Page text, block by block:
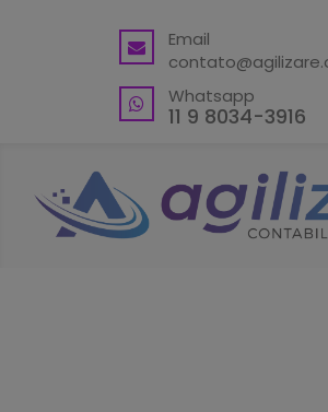
Email
Whatsapp
11 9 8034-3916
VANTAGENS
ABRA SUA CONTA PJ
ENDEREÇO FISCAL – OUTRAS
LOCALIDADES